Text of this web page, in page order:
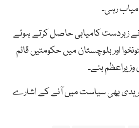
رہی۔
نے زبردست کامیابی حاصل کرتے ہوئے
اور بلوچستان میں حکومتیں قائم
بنے۔
بھی سیاست میں آنے کے اشارے